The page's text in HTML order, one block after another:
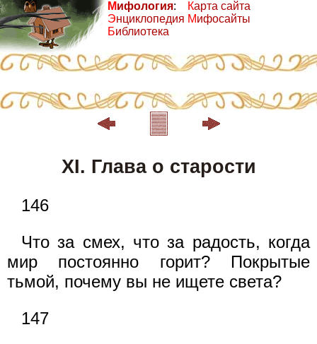
Мифология:
Энциклопедия
Библиотека
Карта сайта
Мифосайты
XI. Глава о старости
146
Что за смех, что за радость, когда
мир постоянно горит? Покрытые
тьмой, почему вы не ищете света?
147